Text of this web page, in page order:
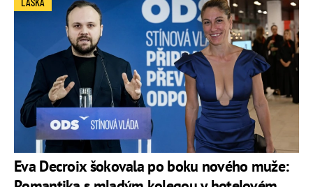
Eva Decroix šokovala po boku nového muže: